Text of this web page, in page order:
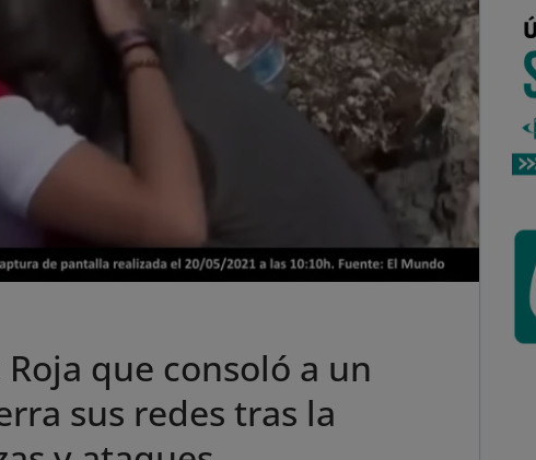
que consoló a un
sus redes tras la